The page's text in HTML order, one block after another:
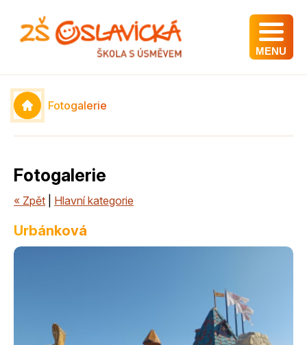
MENU
Fotogalerie
Fotogalerie
« Zpět Hlavní kategorie
Urbánková